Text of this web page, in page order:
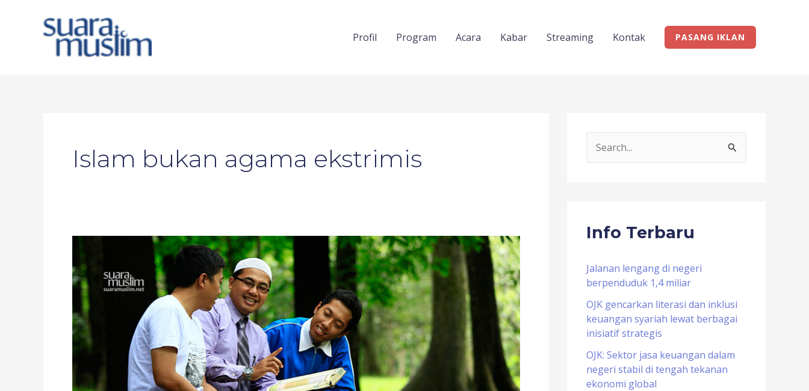
Profil Program Acara Kabar Streaming Kontak PASANG IKLAN
Islam bukan agama ekstrimis
Dinamis,
Bukan
Ekstrimis
c
f
o
r
:
Info Terbaru
Jalanan lengang di negeri
berpenduduk 1,4 miliar
OJK gencarkan literasi dan inklusi
keuangan syariah lewat berbagai
inisiatif strategis
OJK: Sektor jasa keuangan dalam
negeri stabil di tengah tekanan
ekonomi global